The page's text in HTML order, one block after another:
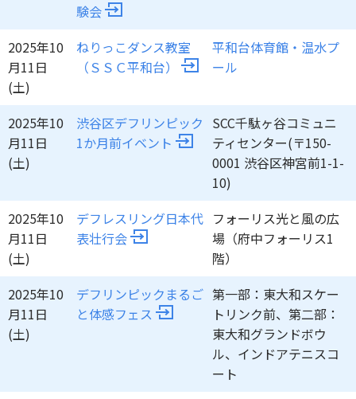
験会
2025年10
月11日
(土)
ねりっこダンス教室
（ＳＳＣ平和台）
平和台体育館・温水プ
ール
2025年10
月11日
(土)
渋谷区デフリンピック
1か月前イベント
SCC千駄ヶ谷コミュニ
ティセンター(〒150-
0001 渋谷区神宮前1-1-
10)
2025年10
月11日
(土)
デフレスリング日本代
表壮行会
フォーリス光と風の広
場（府中フォーリス1
階）
2025年10
月11日
(土)
デフリンピックまるご
と体感フェス
第一部：東大和スケー
トリンク前、第二部：
東大和グランドボウ
ル、インドアテニスコ
ート